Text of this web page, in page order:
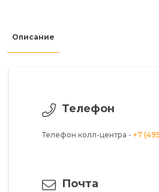
Описание
Телефон
Телефон колл-центра - +7
Почта